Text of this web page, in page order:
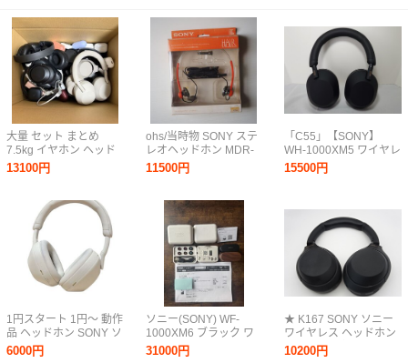
大量 セット まとめ
7.5kg イヤホン ヘッド
ホン SONY ソニー WH-
1000XM5 ANKER アン
ショックス Apple アッ
プル 他
13100円
1円スタート 1円〜 動作
品 ヘッドホン SONY ソ
ニー WH-1000XM5 ノ
イズキャンセリング ワ
6000円
ohs/当時物 SONY ステ
レオヘッドホン MDR-
20Ⅱ レア/希少/ソニー
11500円
ソニー(SONY) WF-
1000XM6 ブラック ワ
イヤレスイヤホン
Bluetooth ハイレゾ 世
31000円
「C55」【SONY】
WH-1000XM5 ワイヤレ
スヘッドホン
15500円
★ K167 SONY ソニー
ワイヤレス ヘッドホン
Bluetooth ブルートゥー
ス WH-1000XM4 ブラ
10200円